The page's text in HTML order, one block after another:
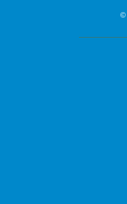
©